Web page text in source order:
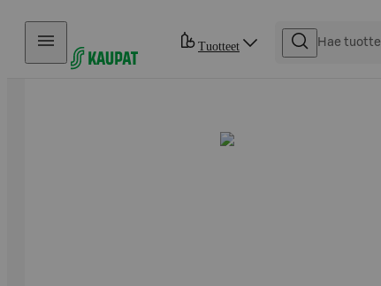
Hyppää sisältöön
Tuotteet